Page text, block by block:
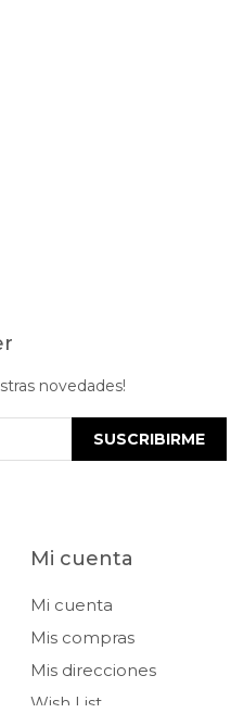
Mi cuenta
Mi cuenta
Mis compras
Mis direcciones
Wish List
novedades!
SUSCRIBIRME